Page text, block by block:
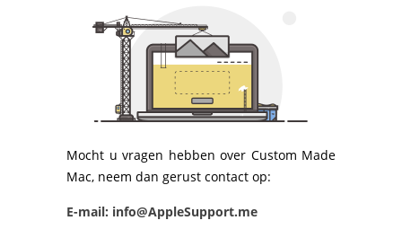
Mocht u vragen hebben over Custom Made
Mac, neem dan gerust contact op:
E-mail: info@AppleSupport.me